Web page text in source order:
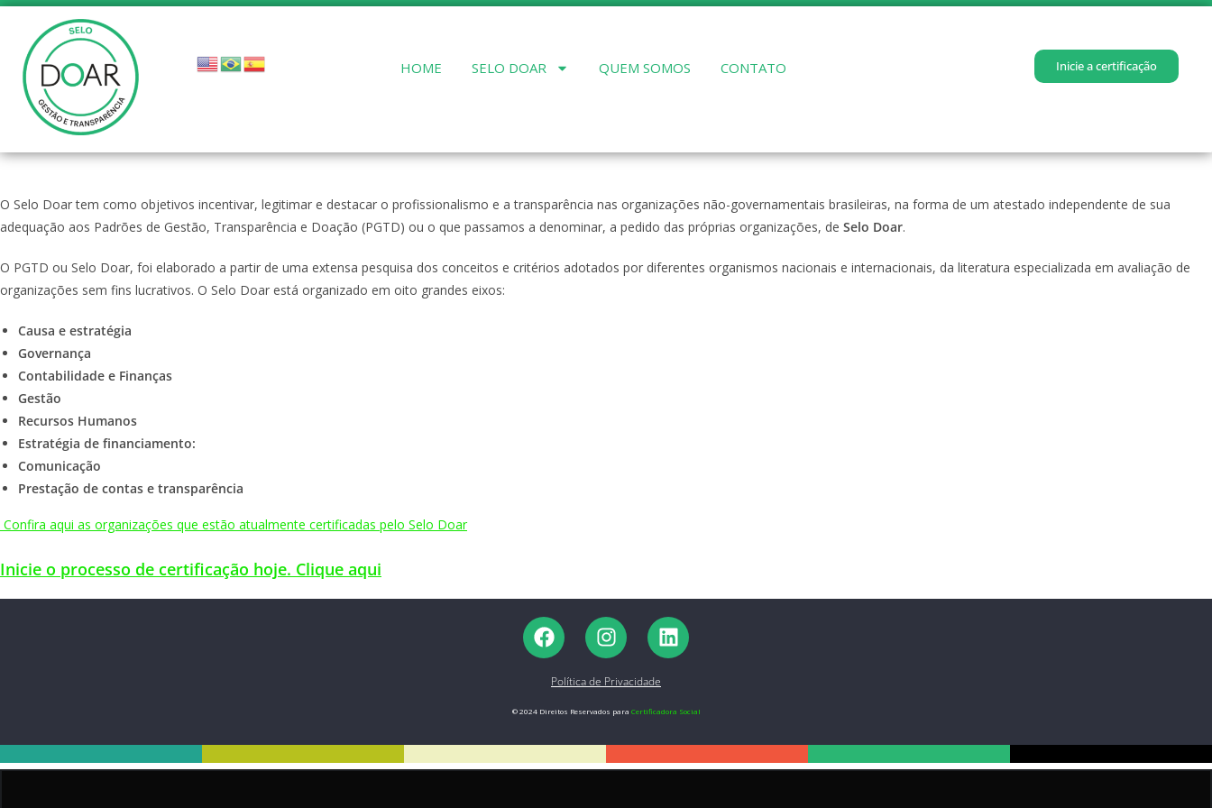
HOME SELO DOAR QUEM SOMOS CONTATO Inicie a certificação
O Selo Doar tem como objetivos incentivar, legitimar e destacar o profissionalismo e a transparência nas organizações não-governamentais brasileiras, na forma de um atestado independente de sua
adequação aos Padrões de Gestão, Transparência e Doação (PGTD) ou o que passamos a denominar, a pedido das próprias organizações, de Selo Doar.
O PGTD ou Selo Doar, foi elaborado a partir de uma extensa pesquisa dos conceitos e critérios adotados por diferentes organismos nacionais e internacionais, da literatura especializada em avaliação de
organizações sem fins lucrativos. O Selo Doar está organizado em oito grandes eixos:
Causa e estratégia
Governança
Contabilidade e Finanças
Gestão
Recursos Humanos
Estratégia de financiamento:
Comunicação
Prestação de contas e transparência
Confira aqui as organizações que estão atualmente certificadas pelo Selo Doar
Inicie o processo de certificação hoje. Clique aqui
Política de Privacidade
© 2024 Direitos Reservados para Certificadora Social